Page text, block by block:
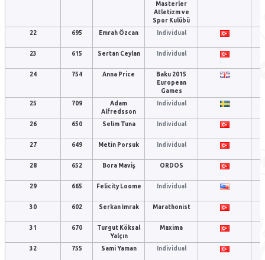
Masterler
Atletizm ve
Spor Kulübü
22
695 Emrah Özcan Individual
23 615 Sertan Ceylan Individual
24 754 Anna Price
Baku 2015
European
Games
25
709
Adam
Alfredsson
Individual
26 650 Selim Tuna Individual
27 649 Metin Porsuk Individual
28 652 Bora Maviş ORDOS
29 665 Felicity Loome Individual
30 602 Serkan İmrak Marathonist
31 670
Turgut Köksal
Yalçın
Maxima
32 755 Sami Yaman Individual